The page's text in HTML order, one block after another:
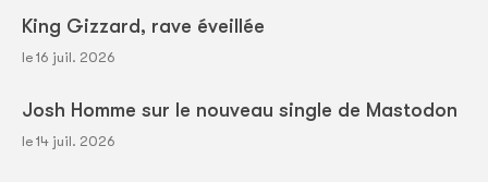
King Gizzard, rave éveillée
le 16 juil. 2026
Josh Homme sur le nouveau single de Mastodon
le 14 juil. 2026